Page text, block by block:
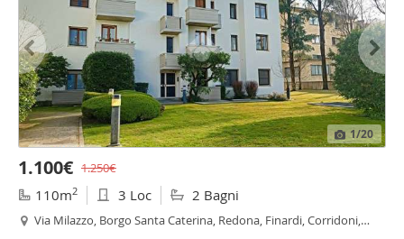
1/20
1.100€ 1.250€
110m2 3 Loc 2 Bagni
Via Milazzo, Borgo Santa Caterina, Redona, Finardi, Corridoni,